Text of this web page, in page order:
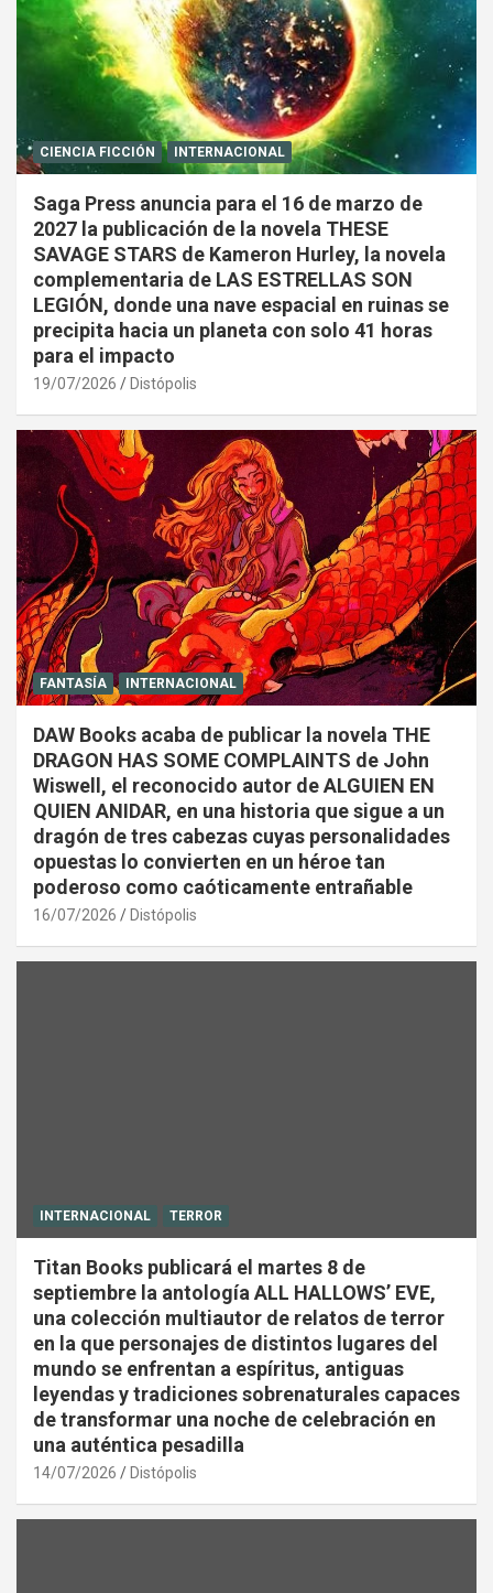
CIENCIA FICCIÓN INTERNACIONAL
Saga Press anuncia para el 16 de marzo de
2027 la publicación de la novela THESE
SAVAGE STARS de Kameron Hurley, la novela
complementaria de LAS ESTRELLAS SON
LEGIÓN, donde una nave espacial en ruinas se
precipita hacia un planeta con solo 41 horas
para el impacto
19/07/2026 Distópolis
FANTASÍA INTERNACIONAL
DAW Books acaba de publicar la novela THE
DRAGON HAS SOME COMPLAINTS de John
Wiswell, el reconocido autor de ALGUIEN EN
QUIEN ANIDAR, en una historia que sigue a un
dragón de tres cabezas cuyas personalidades
opuestas lo convierten en un héroe tan
poderoso como caóticamente entrañable
16/07/2026 Distópolis
INTERNACIONAL TERROR
Titan Books publicará el martes 8 de
septiembre la antología ALL HALLOWS’ EVE,
una colección multiautor de relatos de terror
en la que personajes de distintos lugares del
mundo se enfrentan a espíritus, antiguas
leyendas y tradiciones sobrenaturales capaces
de transformar una noche de celebración en
una auténtica pesadilla
14/07/2026 Distópolis